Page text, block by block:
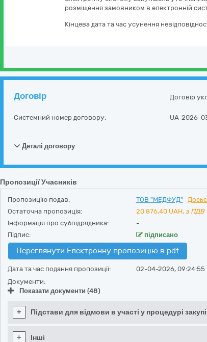
розміщення замовником в електронній
Кінцева дата та час усунення
Договір Договір
Системний номер договору: UA-2026-
Деталі договору
Пропозиції Учасників
Пропозицію подав: ТОВ "МЕДФУД"
Остаточна пропозиція:
20 876,40 UAH, з ПДВ
Інформація про субпідрядника:
-
Підпис:
підписано
Переглянути Електронну пропозицію в pdf
Дата та час подання пропозиції:
02-04-2026, 09:24:55
Документи:
Показати документи (48)
+ Підстави для відмови в участі у процедурі
+ Інші